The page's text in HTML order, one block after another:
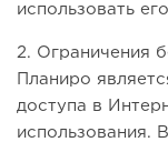
использовать
2. Ограничения
Планиро
доступа в
использования.